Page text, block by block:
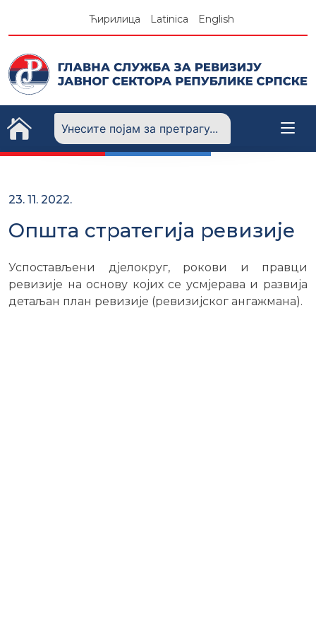
Ћирилица Latinica English
23. 11. 2022.
Општа стратегија ревизије
Успостављени дјелокруг, рокови и правци
ревизије на основу којих се усмјерава и развија
детаљан план ревизије (ревизијског ангажмана).